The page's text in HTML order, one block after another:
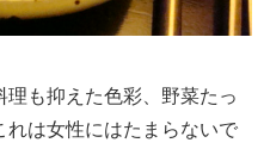
も抑えた色彩、野菜たっ
は女性にはたまらないで